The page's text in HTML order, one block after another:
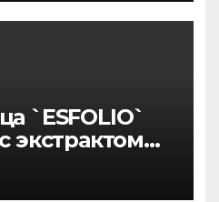
`ESFOLIO`
экстрактом
200 мл